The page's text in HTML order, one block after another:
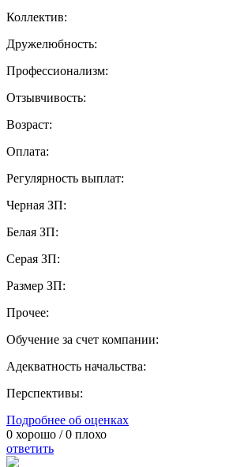
Коллектив:
Дружелюбность:
Профессионализм:
Отзывчивость:
Возраст:
Оплата:
Регулярность выплат:
Черная ЗП:
Белая ЗП:
Серая ЗП:
Размер ЗП:
Прочее:
Обучение за счет компании:
Адекватность начальства:
Перспективы:
Подробнее об оценках
0 хорошо /0 плохо
ответить